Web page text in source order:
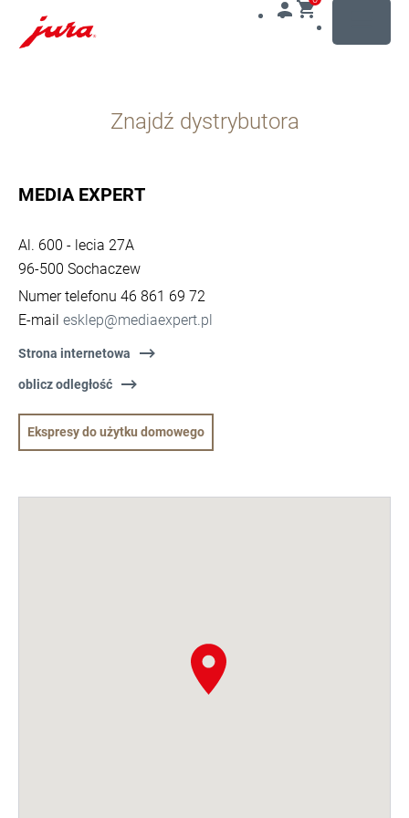
opcji
wyszukiwania
Znajdź dystrybutora
MEDIA EXPERT
Al. 600 - lecia 27A
96-500 Sochaczew
Numer telefonu 46 861 69 72
E-mail esklep@mediaexpert.pl
Strona internetowa
oblicz odległość
Ekspresy do użytku domowego